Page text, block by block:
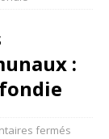
:
fermés